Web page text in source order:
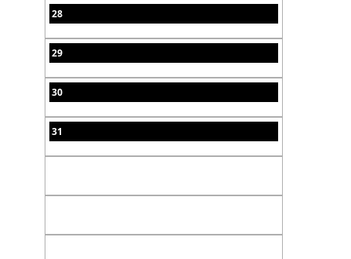
28
29
30
31